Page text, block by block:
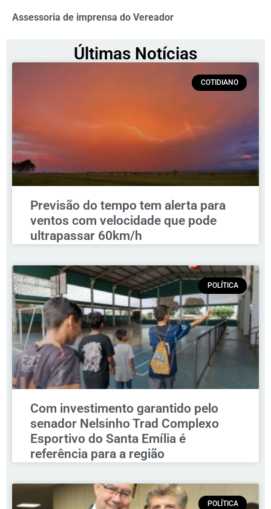
Assessoria de imprensa do Vereador
Últimas Notícias
COTIDIANO
Previsão do tempo tem alerta para
ventos com velocidade que pode
ultrapassar 60km/h
POLÍTICA
Com investimento garantido pelo
senador Nelsinho Trad Complexo
Esportivo do Santa Emília é
referência para a região
POLÍTICA